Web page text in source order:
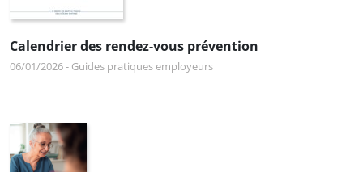
Calendrier des rendez-vous prévention
06/01/2026- Guides pratiques employeurs